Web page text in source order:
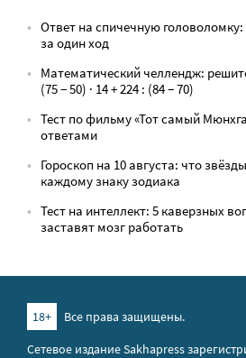
Ответ на спичечную головоломку:
за один ход
Математический челлендж:
(75 − 50) · 14 + 224 : (84 − 70)
Тест по фильму «Тот самый
ответами
Гороскоп на 10 августа: что
каждому знаку зодиака
Тест на интеллект: 5 каверзных
заставят мозг работать
18+
Все права защищены.
Сетевое издание Sakhapress